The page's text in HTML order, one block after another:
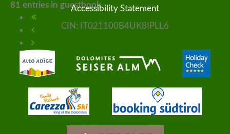
81 entries in guestbookAccessibility Statement
CIN: IT021100B4UK8IPLL6